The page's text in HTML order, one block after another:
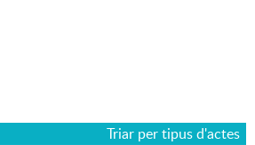
Triar per tipus d'actes